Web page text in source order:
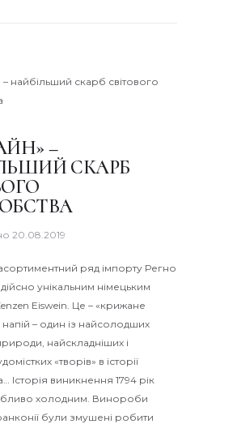
–
СКАРБ
20.08.2019
ряд імпорту Регно
унікальним німецьким
Eiswein. Це – «крижане
– один із найсолодших
найскладніших і
«творів» в історії
Історія виникнення 1794 рік
холодним. Винороби
були змушені робити